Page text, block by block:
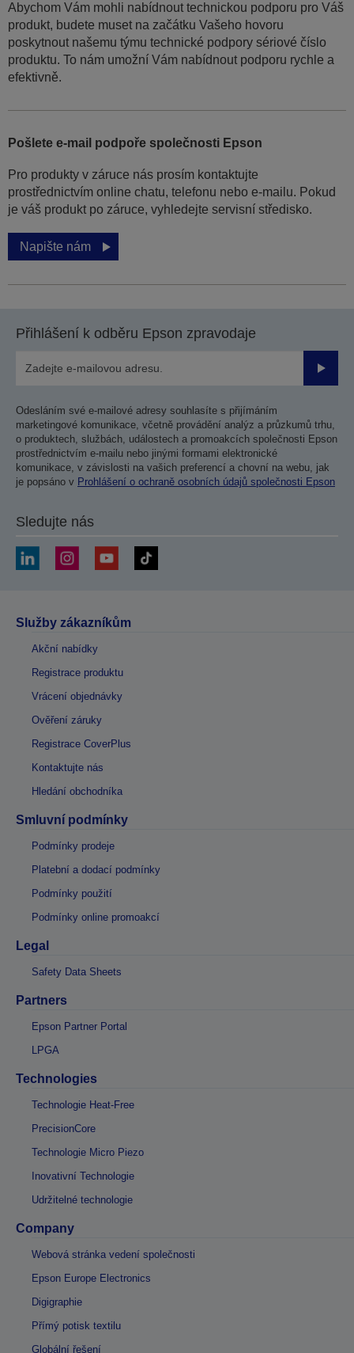
Abychom Vám mohli nabídnout technickou podporu pro Váš
produkt, budete muset na začátku Vašeho hovoru
poskytnout našemu týmu technické podpory sériové číslo
produktu. To nám umožní Vám nabídnout podporu rychle a
efektivně.
Pošlete e-mail podpoře společnosti Epson
Pro produkty v záruce nás prosím kontaktujte
prostřednictvím online chatu, telefonu nebo e-mailu. Pokud
je váš produkt po záruce, vyhledejte servisní středisko.
Napište nám
Přihlášení k odběru Epson zpravodaje
Odesláním své e-mailové adresy souhlasíte s přijímáním
marketingové komunikace, včetně provádění analýz a průzkumů trhu,
o produktech, službách, událostech a promoakcích společnosti Epson
prostřednictvím e-mailu nebo jinými formami elektronické
komunikace, v závislosti na vašich preferencí a chovní na webu, jak
je popsáno v Prohlášení o ochraně osobních údajů společnosti Epson
Sledujte nás
Služby zákazníkům
Akční nabídky
Registrace produktu
Vrácení objednávky
Ověření záruky
Registrace CoverPlus
Kontaktujte nás
Hledání obchodníka
Smluvní podmínky
Podmínky prodeje
Platební a dodací podmínky
Podmínky použití
Podmínky online promoakcí
Legal
Safety Data Sheets
Partners
Epson Partner Portal
LPGA
Technologies
Technologie Heat-Free
PrecisionCore
Technologie Micro Piezo
Inovativní Technologie
Udržitelné technologie
Company
Webová stránka vedení společnosti
Epson Europe Electronics
Digigraphie
Přímý potisk textilu
Globální řešení